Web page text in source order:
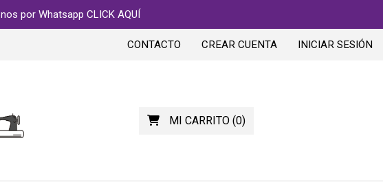
por Whatsapp CLICK AQUÍ
CONTACTO CREAR CUENTA INICIAR SESIÓN
MI CARRITO(0)